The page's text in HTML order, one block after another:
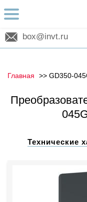
box@invt.ru
Главная GD350-
Технические